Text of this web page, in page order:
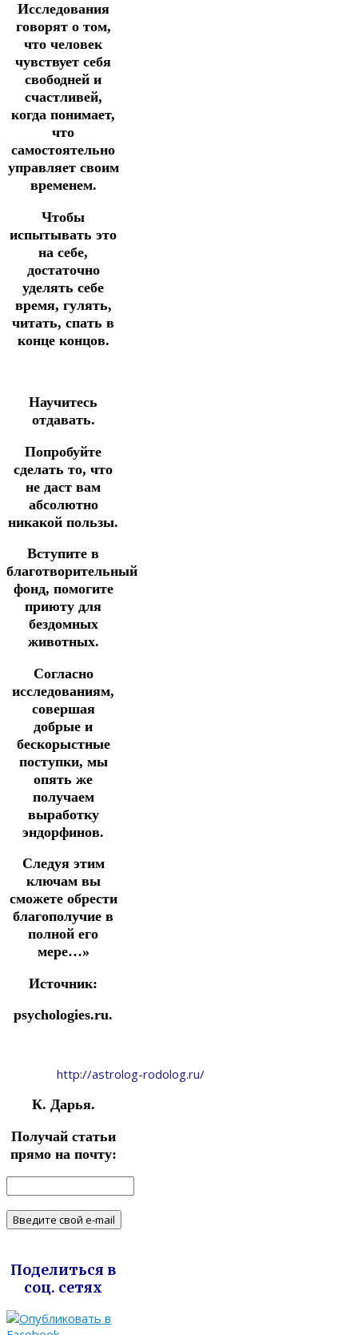
Исследования
говорят о том,
что человек
чувствует себя
свободней и
счастливей,
когда понимает,
что
самостоятельно
управляет своим
временем.
Чтобы
испытывать это
на себе,
достаточно
уделять себе
время, гулять,
читать, спать в
конце концов.
Научитесь
отдавать.
Попробуйте
сделать то, что
не даст вам
абсолютно
никакой пользы.
Вступите в
благотворительный
фонд, помогите
приюту для
бездомных
животных.
Согласно
исследованиям,
совершая
добрые и
бескорыстные
поступки, мы
опять же
получаем
выработку
эндорфинов.
Следуя этим
ключам вы
сможете обрести
благополучие в
полной его
мере…»
Источник:
psychologies.ru.
http://astrolog-rodolog.ru/
К. Дарья.
Получай статьи
прямо на почту:
Поделиться в
соц. сетях